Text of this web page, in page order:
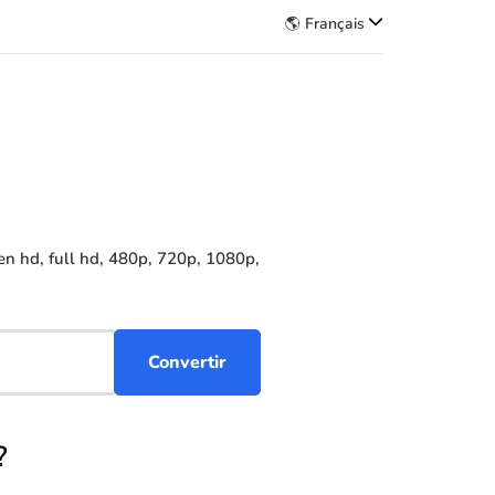
🌎 Français
hd, full hd, 480p, 720p, 1080p,